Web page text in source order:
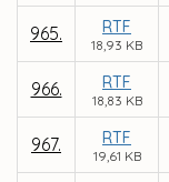
965. RTF
18,93 KB
966. RTF
18,83 KB
967. RTF
19,61 KB